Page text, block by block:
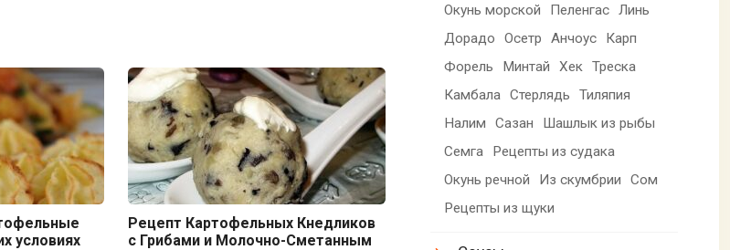
условиях
Рецепт Картофельных Кнедликов
с Грибами и Молочно-Сметанным
Окунь морской
Пеленгас Линь
Дорадо
Осетр Анчоус
Карп
Форель
Минтай Хек Треска
Камбала Стерлядь
Тиляпия
Налим
Сазан
Шашлык из рыбы
Семга
Рецепты из судака
Окунь речной
Из скумбрии
Сом
Рецепты из щуки